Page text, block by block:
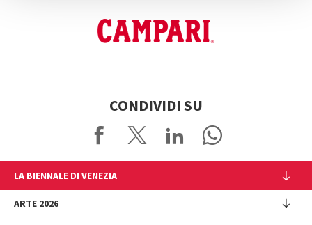
CONDIVIDI SU
LA BIENNALE DI VENEZIA
L'Istituzione
Cariche istituzionali
ARTE 2026